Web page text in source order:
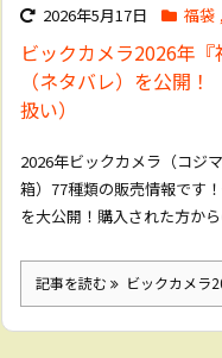
2026年5月17日 福袋 ,
ビックカメラ2026年
（ネタバレ）を公開
扱い）
2026年ビックカメラ（コジ
箱）77種類の販売情報です
を大公開！購入された方か
記事を読む ビックカメラ